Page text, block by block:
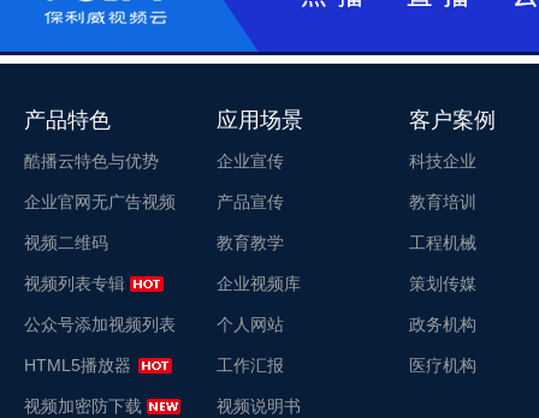
产品特色
酷播云特色与优势
企业官网无广告视频
视频二维码
视频列表专辑
公众号添加视频列表
HTML5播放器
视频加密防下载
应用场景
企业宣传
产品宣传
教育教学
企业视频库
个人网站
工作汇报
视频说明书
客户案例
科技企业
教育培训
工程机械
策划传媒
政务机构
医疗机构